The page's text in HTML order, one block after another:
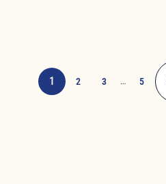
1 2 3 … 5